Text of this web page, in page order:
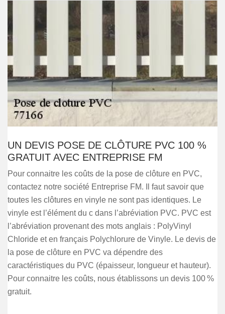
UN DEVIS POSE DE CLÔTURE PVC 100 %
GRATUIT AVEC ENTREPRISE FM
Pour connaitre les coûts de la pose de clôture en PVC,
contactez notre société Entreprise FM. Il faut savoir que
toutes les clôtures en vinyle ne sont pas identiques. Le
vinyle est l’élément du c dans l’abréviation PVC. PVC est
l’abréviation provenant des mots anglais : PolyVinyl
Chloride et en français Polychlorure de Vinyle. Le devis de
la pose de clôture en PVC va dépendre des
caractéristiques du PVC (épaisseur, longueur et hauteur).
Pour connaitre les coûts, nous établissons un devis 100 %
gratuit.